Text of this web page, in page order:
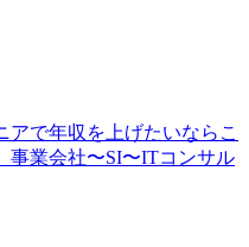
で年収を上げたいならこ
事業会社〜SI〜ITコンサル